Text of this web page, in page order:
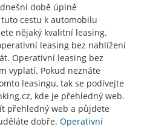
době úplně
cestu k automobilu
nějaký kvalitní leasing.
leasing bez nahlížení
Operativní leasing bez
vyplatí. Pokud neznáte
leasingu, tak se podívejte
kde je přehledný web.
přehledný web a půjdete
dobře. Operativní